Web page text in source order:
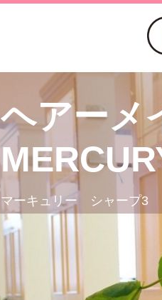
ヘアーメ
マーキュリー シャープ3